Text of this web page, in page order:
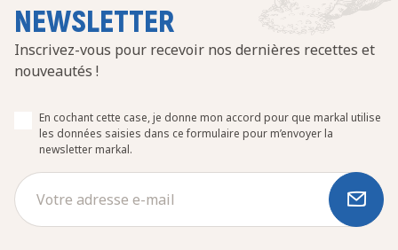
NEWSLETTER
Inscrivez-vous pour recevoir nos dernières recettes et
nouveautés !
En cochant cette case, je donne mon accord pour que markal utilise
les données saisies dans ce formulaire pour m’envoyer la
newsletter markal.